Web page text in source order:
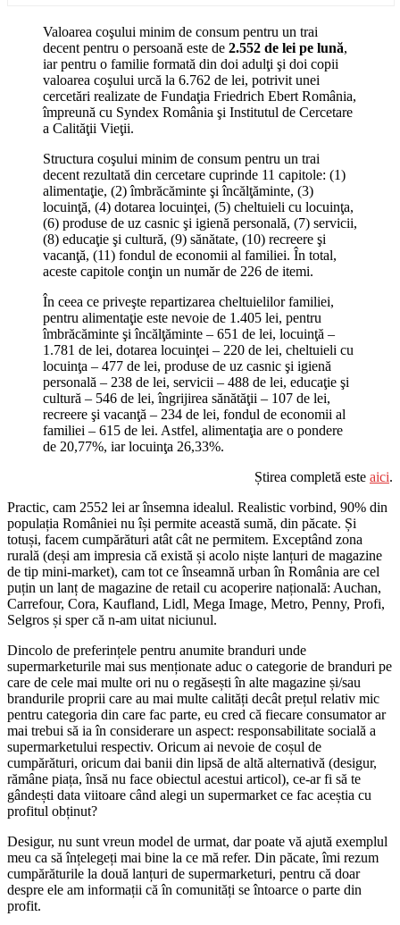
Valoarea coşului minim de consum pentru un trai
decent pentru o persoană este de 2.552 de lei pe lună,
iar pentru o familie formată din doi adulţi şi doi copii
valoarea coşului urcă la 6.762 de lei, potrivit unei
cercetări realizate de Fundaţia Friedrich Ebert România,
împreună cu Syndex România şi Institutul de Cercetare
a Calităţii Vieţii.
Structura coşului minim de consum pentru un trai
decent rezultată din cercetare cuprinde 11 capitole: (1)
alimentaţie, (2) îmbrăcăminte şi încălţăminte, (3)
locuinţă, (4) dotarea locuinţei, (5) cheltuieli cu locuinţa,
(6) produse de uz casnic şi igienă personală, (7) servicii,
(8) educaţie şi cultură, (9) sănătate, (10) recreere şi
vacanţă, (11) fondul de economii al familiei. În total,
aceste capitole conţin un număr de 226 de itemi.
În ceea ce priveşte repartizarea cheltuielilor familiei,
pentru alimentaţie este nevoie de 1.405 lei, pentru
îmbrăcăminte şi încălţăminte – 651 de lei, locuinţă –
1.781 de lei, dotarea locuinţei – 220 de lei, cheltuieli cu
locuinţa – 477 de lei, produse de uz casnic şi igienă
personală – 238 de lei, servicii – 488 de lei, educaţie şi
cultură – 546 de lei, îngrijirea sănătăţii – 107 de lei,
recreere şi vacanţă – 234 de lei, fondul de economii al
familiei – 615 de lei. Astfel, alimentaţia are o pondere
de 20,77%, iar locuinţa 26,33%.
Știrea completă este aici.
Practic, cam 2552 lei ar însemna idealul. Realistic vorbind, 90% din
populația României nu își permite această sumă, din păcate. Și
totuși, facem cumpărături atât cât ne permitem. Exceptând zona
rurală (deși am impresia că există și acolo niște lanțuri de magazine
de tip mini-market), cam tot ce înseamnă urban în România are cel
puțin un lanț de magazine de retail cu acoperire națională: Auchan,
Carrefour, Cora, Kaufland, Lidl, Mega Image, Metro, Penny, Profi,
Selgros și sper că n-am uitat niciunul.
Dincolo de preferințele pentru anumite branduri unde
supermarketurile mai sus menționate aduc o categorie de branduri pe
care de cele mai multe ori nu o regăsești în alte magazine și/sau
brandurile proprii care au mai multe calități decât prețul relativ mic
pentru categoria din care fac parte, eu cred că fiecare consumator ar
mai trebui să ia în considerare un aspect: responsabilitate socială a
supermarketului respectiv. Oricum ai nevoie de coșul de
cumpărături, oricum dai banii din lipsă de altă alternativă (desigur,
rămâne piața, însă nu face obiectul acestui articol), ce-ar fi să te
gândești data viitoare când alegi un supermarket ce fac aceștia cu
profitul obținut?
Desigur, nu sunt vreun model de urmat, dar poate vă ajută exemplul
meu ca să înțelegeți mai bine la ce mă refer. Din păcate, îmi rezum
cumpărăturile la două lanțuri de supermarketuri, pentru că doar
despre ele am informații că în comunități se întoarce o parte din
profit.